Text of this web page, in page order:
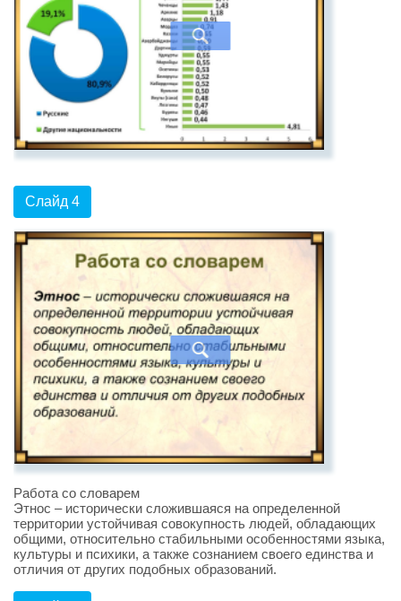
Слайд 4
Работа со словарем
Этнос – исторически сложившаяся на определенной
территории устойчивая совокупность людей, обладающих
общими, относительно стабильными особенностями языка,
культуры и психики, а также сознанием своего единства и
отличия от других подобных образований.